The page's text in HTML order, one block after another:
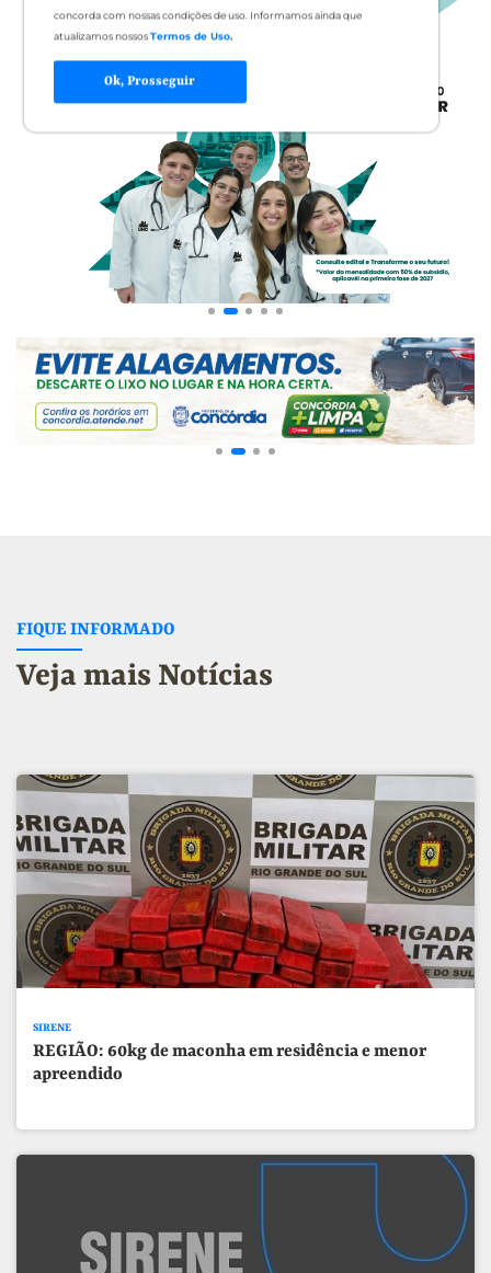
concorda com nossas condições de uso. Informamos ainda que
atualizamos nossosTermos de Uso.
Ok, Prosseguir
FIQUE INFORMADO
Veja mais Notícias
SIRENE
REGIÃO: 60kg de maconha em residência e menor
apreendido